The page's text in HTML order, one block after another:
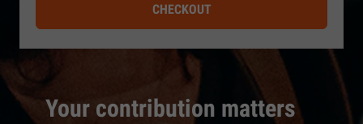
Your contribution matters
CHECKOUT